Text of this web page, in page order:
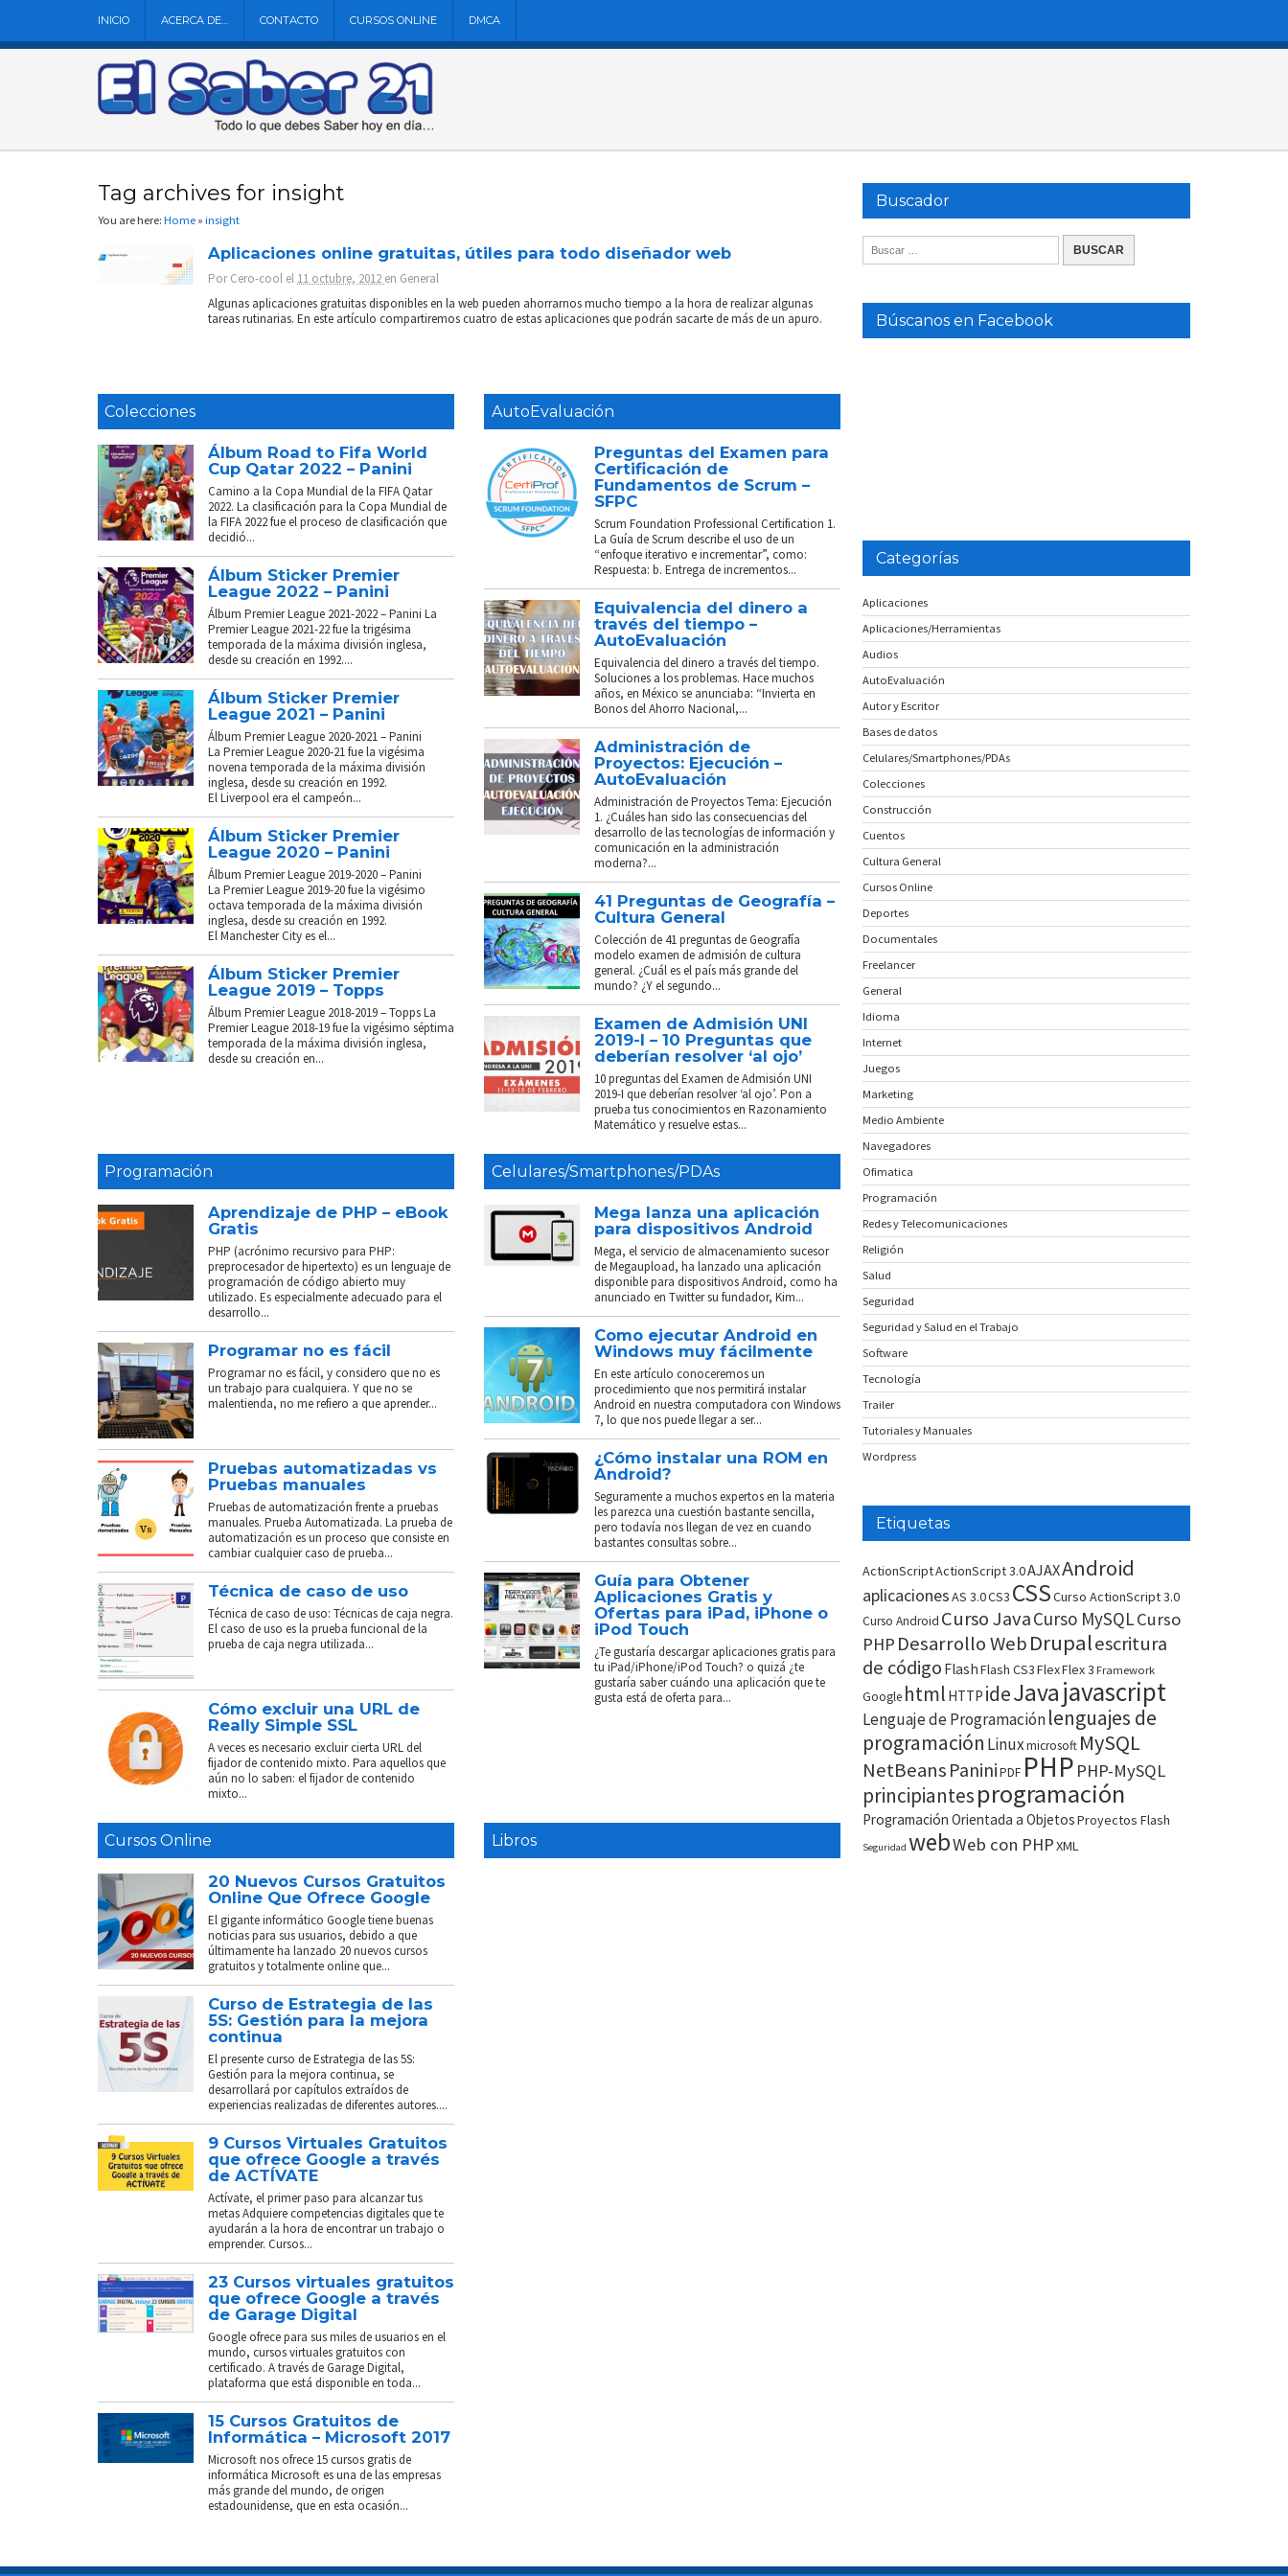
INICIO ACERCA DE… CONTACTO CURSOS ONLINE DMCA
Tag archives for insight
You are here: Home » insight
Aplicaciones online gratuitas, útiles para todo diseñador web
PorCero-cool el 11 octubre, 2012 en General
Algunas aplicaciones gratuitas disponibles en la web pueden ahorrarnos mucho tiempo a la hora de realizar algunas
tareas rutinarias. En este artículo compartiremos cuatro de estas aplicaciones que podrán sacarte de más de un apuro.
Colecciones
Álbum Road to Fifa World
Cup Qatar 2022 – Panini
Camino a la Copa Mundial de la FIFA Qatar
2022. La clasificación para la Copa Mundial de
la FIFA 2022 fue el proceso de clasificación que
decidió...
Álbum Sticker Premier
League 2022 – Panini
Álbum Premier League 2021-2022 – Panini La
Premier League 2021-22 fue la trigésima
temporada de la máxima división inglesa,
desde su creación en 1992....
Álbum Sticker Premier
League 2021 – Panini
Álbum Premier League 2020-2021 – Panini
La Premier League 2020-21 fue la vigésima
novena temporada de la máxima división
inglesa, desde su creación en 1992.
El Liverpool era el campeón...
Álbum Sticker Premier
League 2020 – Panini
Álbum Premier League 2019-2020 – Panini
La Premier League 2019-20 fue la vigésimo
octava temporada de la máxima división
inglesa, desde su creación en 1992.
El Manchester City es el...
Álbum Sticker Premier
League 2019 – Topps
Álbum Premier League 2018-2019 – Topps La
Premier League 2018-19 fue la vigésimo séptima
temporada de la máxima división inglesa,
desde su creación en...
AutoEvaluación
Preguntas del Examen para
Certificación de
Fundamentos de Scrum –
SFPC
Scrum Foundation Professional Certification 1.
La Guía de Scrum describe el uso de un
“enfoque iterativo e incrementar”, como:
Respuesta: b. Entrega de incrementos...
Equivalencia del dinero a
través del tiempo –
AutoEvaluación
Equivalencia del dinero a través del tiempo.
Soluciones a los problemas. Hace muchos
años, en México se anunciaba: “Invierta en
Bonos del Ahorro Nacional,...
Administración de
Proyectos: Ejecución –
AutoEvaluación
Administración de Proyectos Tema: Ejecución
1. ¿Cuáles han sido las consecuencias del
desarrollo de las tecnologías de información y
comunicación en la administración
moderna?...
41 Preguntas de Geografía –
Cultura General
Colección de 41 preguntas de Geografía
modelo examen de admisión de cultura
general. ¿Cuál es el país más grande del
mundo? ¿Y el segundo...
Examen de Admisión UNI
2019-I – 10 Preguntas que
deberían resolver ‘al ojo’
10 preguntas del Examen de Admisión UNI
2019-I que deberían resolver ‘al ojo’. Pon a
prueba tus conocimientos en Razonamiento
Matemático y resuelve estas...
Programación
Aprendizaje de PHP – eBook
Gratis
PHP (acrónimo recursivo para PHP:
preprocesador de hipertexto) es un lenguaje de
programación de código abierto muy
utilizado. Es especialmente adecuado para el
desarrollo...
Programar no es fácil
Programar no es fácil, y considero que no es
un trabajo para cualquiera. Y que no se
malentienda, no me refiero a que aprender...
Pruebas automatizadas vs
Pruebas manuales
Pruebas de automatización frente a pruebas
manuales. Prueba Automatizada. La prueba de
automatización es un proceso que consiste en
cambiar cualquier caso de prueba...
Técnica de caso de uso
Técnica de caso de uso: Técnicas de caja negra.
El caso de uso es la prueba funcional de la
prueba de caja negra utilizada...
Cómo excluir una URL de
Really Simple SSL
A veces es necesario excluir cierta URL del
fijador de contenido mixto. Para aquellos que
aún no lo saben: el fijador de contenido
mixto...
Celulares/Smartphones/PDAs
Mega lanza una aplicación
para dispositivos Android
Mega, el servicio de almacenamiento sucesor
de Megaupload, ha lanzado una aplicación
disponible para dispositivos Android, como ha
anunciado en Twitter su fundador, Kim...
Como ejecutar Android en
Windows muy fácilmente
En este artículo conoceremos un
procedimiento que nos permitirá instalar
Android en nuestra computadora con Windows
7, lo que nos puede llegar a ser...
¿Cómo instalar una ROM en
Android?
Seguramente a muchos expertos en la materia
les parezca una cuestión bastante sencilla,
pero todavía nos llegan de vez en cuando
bastantes consultas sobre...
Guía para Obtener
Aplicaciones Gratis y
Ofertas para iPad, iPhone o
iPod Touch
¿Te gustaría descargar aplicaciones gratis para
tu iPad/iPhone/iPod Touch? o quizá ¿te
gustaría saber cuándo una aplicación que te
gusta está de oferta para...
Cursos Online
20 Nuevos Cursos Gratuitos
Online Que Ofrece Google
El gigante informático Google tiene buenas
noticias para sus usuarios, debido a que
últimamente ha lanzado 20 nuevos cursos
gratuitos y totalmente online que...
Curso de Estrategia de las
5S: Gestión para la mejora
continua
El presente curso de Estrategia de las 5S:
Gestión para la mejora continua, se
desarrollará por capítulos extraídos de
experiencias realizadas de diferentes autores....
9 Cursos Virtuales Gratuitos
que ofrece Google a través
de ACTÍVATE
Actívate, el primer paso para alcanzar tus
metas Adquiere competencias digitales que te
ayudarán a la hora de encontrar un trabajo o
emprender. Cursos...
23 Cursos virtuales gratuitos
que ofrece Google a través
de Garage Digital
Google ofrece para sus miles de usuarios en el
mundo, cursos virtuales gratuitos con
certificado. A través de Garage Digital,
plataforma que está disponible en toda...
15 Cursos Gratuitos de
Informática – Microsoft 2017
Microsoft nos ofrece 15 cursos gratis de
informática Microsoft es una de las empresas
más grande del mundo, de origen
estadounidense, que en esta ocasión...
Libros
Buscador
Búscanos en Facebook
Categorías
Aplicaciones
Aplicaciones/Herramientas
Audios
AutoEvaluación
Autor y Escritor
Bases de datos
Celulares/Smartphones/PDAs
Colecciones
Construcción
Cuentos
Cultura General
Cursos Online
Deportes
Documentales
Freelancer
General
Idioma
Internet
Juegos
Marketing
Medio Ambiente
Navegadores
Ofimatica
Programación
Redes y Telecomunicaciones
Religión
Salud
Seguridad
Seguridad y Salud en el Trabajo
Software
Tecnología
Trailer
Tutoriales y Manuales
Wordpress
Etiquetas
ActionScriptActionScript 3.0AJAXAndroid
aplicacionesAS 3.0CS3 CSSCurso ActionScript 3.0
Curso Android Curso JavaCurso MySQLCurso
PHP Desarrollo WebDrupalescritura
de código FlashFlash CS3FlexFlex 3 Framework
Google html HTTP ideJavajavascript
Lenguaje de Programaciónlenguajes de
programación Linuxmicrosoft MySQL
NetBeans PaniniPDF PHP PHP-MySQL
principiantesprogramación
Programación Orientada a ObjetosProyectos Flash
Seguridad webWeb con PHPXML